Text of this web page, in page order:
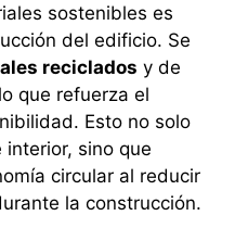
sostenibles es
del edificio. Se
reciclados y de
que refuerza el
Esto no solo
sino que
circular al reducir
la construcción.